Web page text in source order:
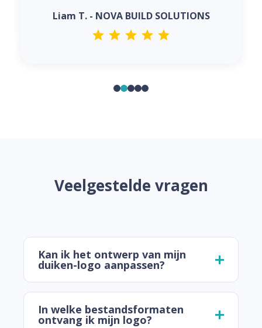
Liam T. - NOVA BUILD SOLUTIONS
Veelgestelde vragen
Kan ik het ontwerp van mijn
duiken-logo aanpassen?
In welke bestandsformaten
ontvang ik mijn logo?